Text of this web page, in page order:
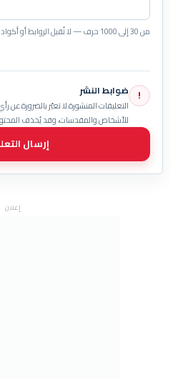
من 30 إلى 1000 حرف — لا تُقبل الروابط أو أكواد HTML.
! ضوابط النشر
التعليقات المنشورة لا تعبّر بالضرورة عن
للأشخاص والمقدسات، وقد يُحذف
إرسال
إعلان